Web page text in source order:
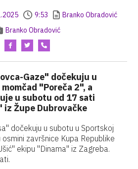
9:53
Branko Obradović
Branko Obradović
Gaze" dočekuju u
"Poreča 2", a
u subotu od 17 sati
iz Župe Dubrovačke
dočekuju u subotu u Sportskoj
završnice Kupa Republike
ekipu "Dinama" iz Zagreba.